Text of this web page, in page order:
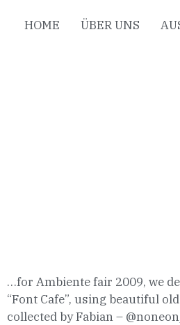
HOME ÜBER UNS
…for Ambiente fair 2009, we
“Font Cafe”, using beautiful
collected by Fabian –